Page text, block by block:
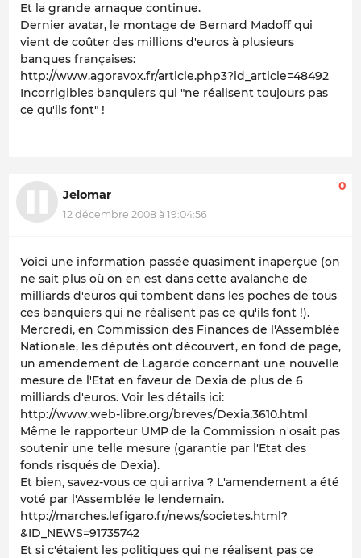
Et la grande arnaque continue.
Dernier avatar, le montage de Bernard Madoff qui
vient de coûter des millions d'euros à plusieurs
banques françaises:
http://www.agoravox.fr/article.php3?id_article=48492
Incorrigibles banquiers qui "ne réalisent toujours pas
ce qu'ils font" !
Jelomar
12 décembre 2008 à 19:04:56
0
Voici une information passée quasiment inaperçue (on
ne sait plus où on en est dans cette avalanche de
milliards d'euros qui tombent dans les poches de tous
ces banquiers qui ne réalisent pas ce qu'ils font !).
Mercredi, en Commission des Finances de l'Assemblée
Nationale, les députés ont découvert, en fond de page,
un amendement de Lagarde concernant une nouvelle
mesure de l'Etat en faveur de Dexia de plus de 6
milliards d'euros. Voir les détails ici:
http://www.web-libre.org/breves/Dexia,3610.html
Même le rapporteur UMP de la Commission n'osait pas
soutenir une telle mesure (garantie par l'Etat des
fonds risqués de Dexia).
Et bien, savez-vous ce qui arriva ? L'amendement a été
voté par l'Assemblée le lendemain.
http://marches.lefigaro.fr/news/societes.html?
&ID_NEWS=91735742
Et si c'étaient les politiques qui ne réalisent pas ce